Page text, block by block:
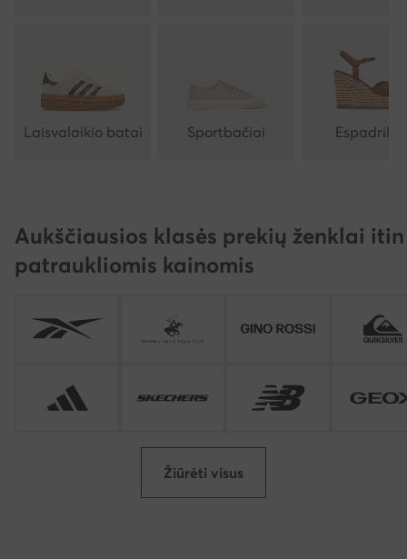
Laisvalaikio batai Sportbačiai Espadrilės
Aukščiausios klasės prekių ženklai itin
patraukliomis kainomis
Žiūrėti visus